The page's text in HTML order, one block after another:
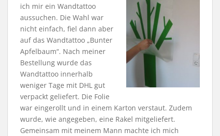
ich mir ein Wandtattoo
aussuchen. Die Wahl war
nicht einfach, fiel dann aber
auf das Wandtattoo „Bunter
Apfelbaum“. Nach meiner
Bestellung wurde das
Wandtattoo innerhalb
weniger Tage mit DHL gut
verpackt geliefert. Die Folie
war eingerollt und in einem Karton verstaut. Zudem
wurde, wie angegeben, eine Rakel mitgeliefert.
Gemeinsam mit meinem Mann machte ich mich